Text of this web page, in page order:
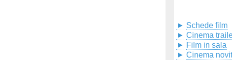
► Schede film
► Cinema
► Film in sala
► Cinema